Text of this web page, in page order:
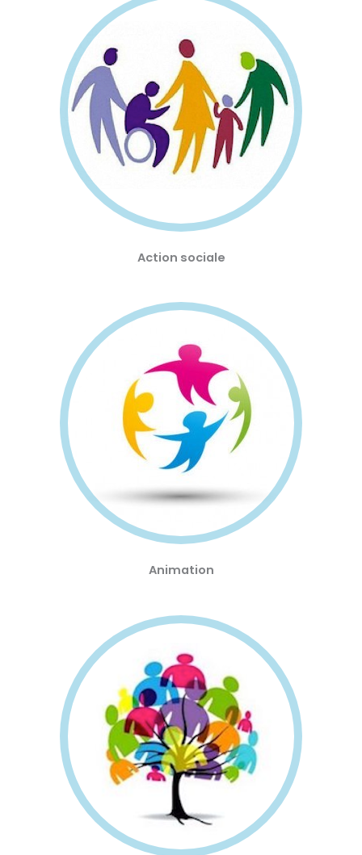
Action sociale
Animation